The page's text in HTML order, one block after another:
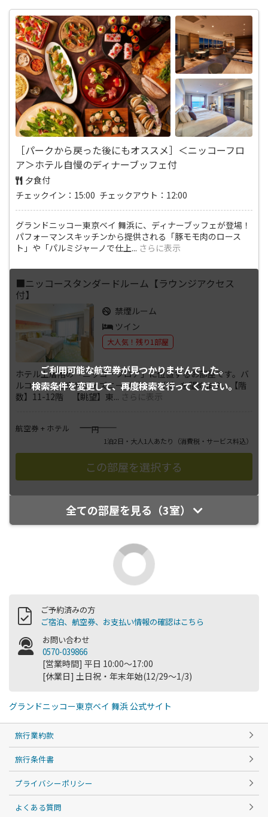
［パークから戻った後にもオススメ］＜ニッコーフロ
ア＞ホテル自慢のディナーブッフェ付
夕食付
チェックイン：15:00 チェックアウト：12:00
グランドニッコー東京ベイ 舞浜に、ディナーブッフェが登場！
パフォーマンスキッチンから提供される「豚モモ肉のロース
ト」や「パルミジャーノで仕上... さらに表示
ご利用可能な航空券が見つかりませんでした。
検索条件を変更して、再度検索を行ってください。
■ニッコースタンダードルーム【ラウンジアクセス
付】
禁煙ルーム
ツイン
大人気！残り1部屋
ホテル上層階の「ニッコーフロア」に位置するお部屋です。バ
ルコニーより東京ディズニーリゾート（R）を望めます。【階
数】11-12階 【眺望】東... さらに表示
航空券 + ホテル ――――円
1泊2日・大人1人あたり （消費税・サービス料込）
全ての部屋を見る（3室）
ご予約済みの方
ご宿泊、航空券、お支払い情報の確認はこちら
お問い合わせ
0570-039866
[営業時間] 平日 10:00～17:00
[休業日] 土日祝・年末年始(12/29～1/3)
グランドニッコー東京ベイ 舞浜 公式サイト
旅行業約款
旅行条件書
プライバシーポリシー
よくある質問